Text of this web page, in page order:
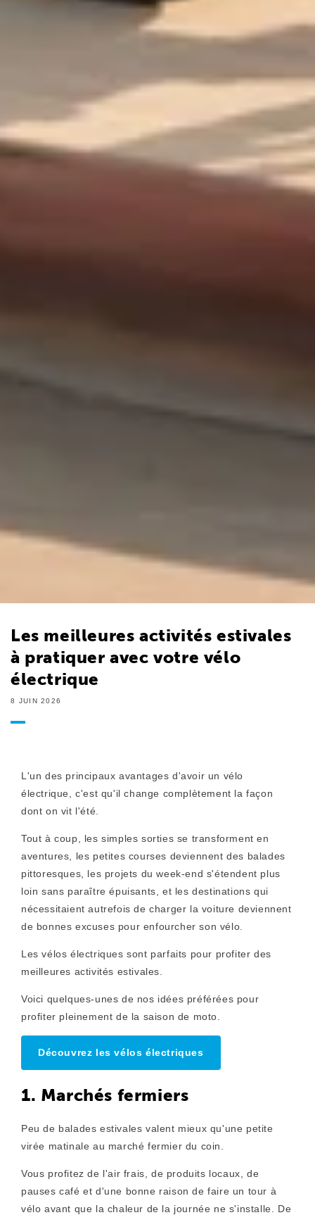
Les meilleures activités estivales
à pratiquer avec votre vélo
électrique
8 JUIN 2026
L'un des principaux avantages d'avoir un vélo
électrique, c'est qu'il change complètement la façon
dont on vit l'été.
Tout à coup, les simples sorties se transforment en
aventures, les petites courses deviennent des balades
pittoresques, les projets du week-end s'étendent plus
loin sans paraître épuisants, et les destinations qui
nécessitaient autrefois de charger la voiture deviennent
de bonnes excuses pour enfourcher son vélo.
Les vélos électriques sont parfaits pour profiter des
meilleures activités estivales.
Voici quelques-unes de nos idées préférées pour
profiter pleinement de la saison de moto.
Découvrez les vélos électriques
1. Marchés fermiers
Peu de balades estivales valent mieux qu'une petite
virée matinale au marché fermier du coin.
Vous profitez de l'air frais, de produits locaux, de
pauses café et d'une bonne raison de faire un tour à
vélo avant que la chaleur de la journée ne s'installe. De